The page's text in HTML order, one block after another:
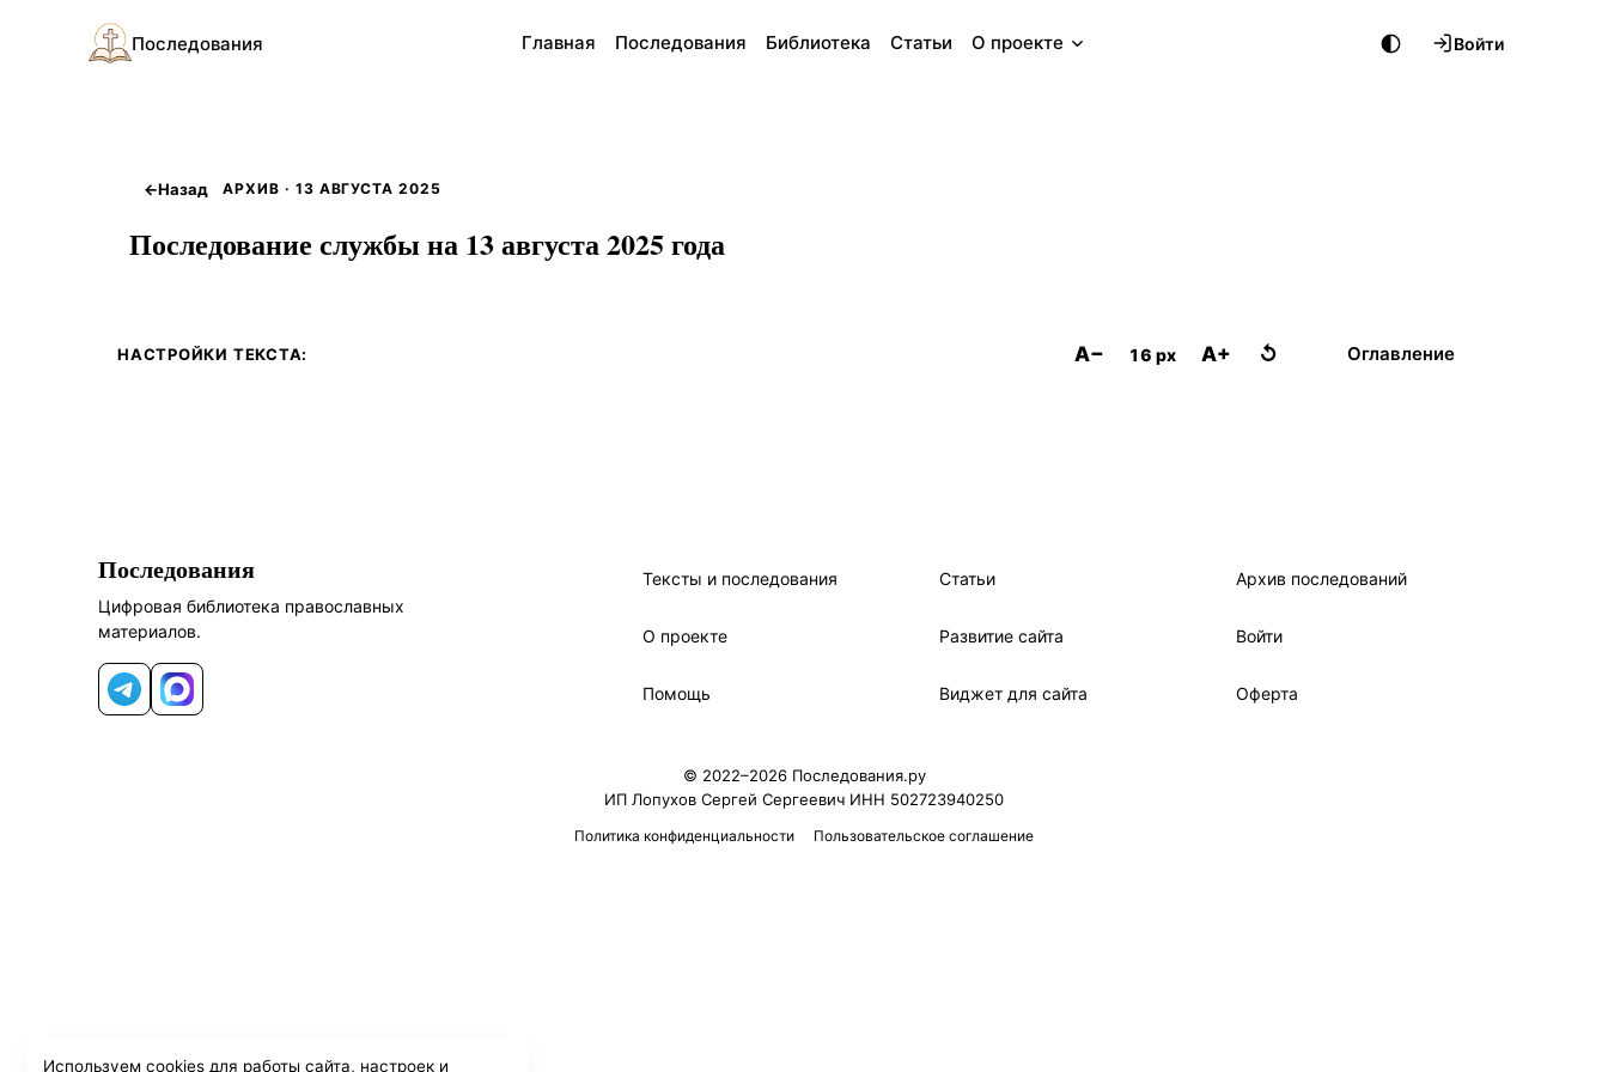
Последования Главная Последования Библиотека Статьи О проекте Войти
←Назад АРХИВ · 13 АВГУСТА 2025
Последование службы на 13 августа 2025 года
НАСТРОЙКИ ТЕКСТА: A− 16 px A+ ↺ Оглавление
Последования
Цифровая библиотека православных
материалов.
Telegram
MAX
Тексты и последования Статьи Архив последований
О проекте Развитие сайта Войти
Помощь Виджет для сайта Оферта
© 2022–2026 Последования.ру
ИП Лопухов Сергей Сергеевич ИНН 502723940250
Политика конфиденциальности Пользовательское соглашение
Используем cookies для работы сайта, настроек и